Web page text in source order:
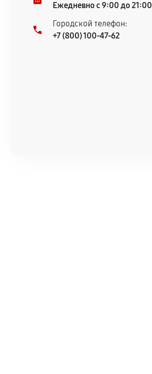
Ежедневно с 9:00 до 21:00
Городской телефон:
+7 (800) 100-47-62